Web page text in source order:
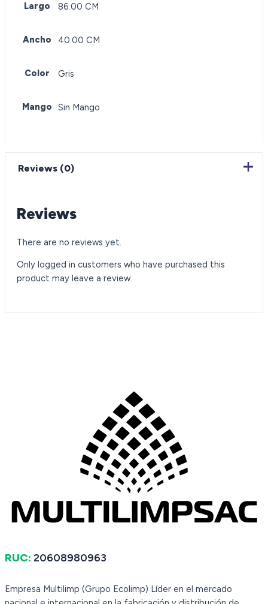
Largo 86.00 CM
Ancho 40.00 CM
Color Gris
Mango Sin Mango
Reviews (0)
Reviews
There are no reviews yet.
Only logged in customers who have purchased this
product may leave a review.
RUC: 20608980963
Empresa Multilimp (Grupo Ecolimp) Líder en el mercado